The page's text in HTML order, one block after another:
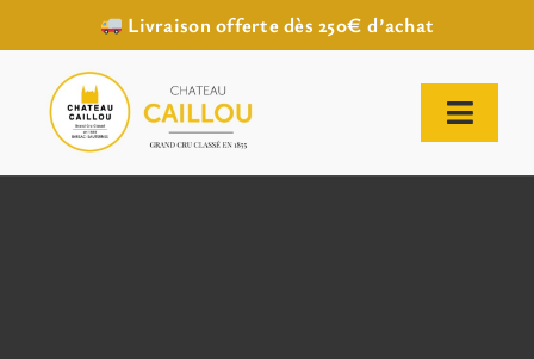
Livraison offerte dès 250€ d’achat
contenu